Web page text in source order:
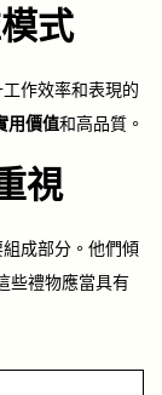
式
作效率和表現的
用價值和高品質。
視
成部分。他們傾
些禮物應當具有